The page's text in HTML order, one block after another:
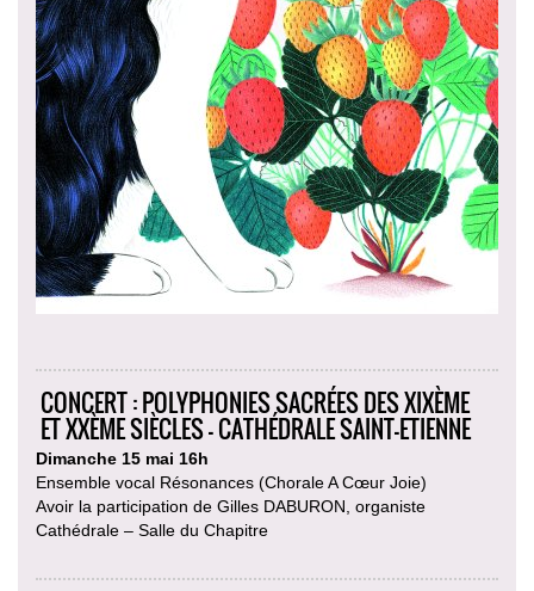
CONCERT : POLYPHONIES SACRÉES DES XIXÈME
ET XXÈME SIÈCLES - CATHÉDRALE SAINT-ETIENNE
Dimanche 15 mai 16h
Ensemble vocal Résonances (Chorale A Cœur Joie)
Avoir la participation de Gilles DABURON, organiste
Cathédrale – Salle du Chapitre